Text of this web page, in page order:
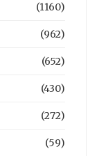
(1160)
(962)
(652)
(430)
(272)
(59)